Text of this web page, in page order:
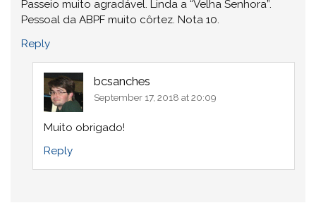
Passeio muito agradável. Linda a “Velha Senhora”.
Pessoal da ABPF muito côrtez. Nota 10.
Reply
bcsanches
September 17, 2018 at 20:09
Muito obrigado!
Reply